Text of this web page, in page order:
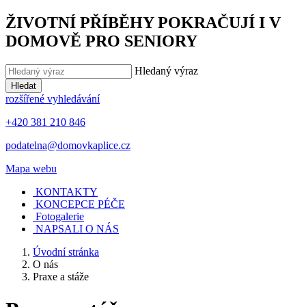
ŽIVOTNÍ PŘÍBĚHY POKRAČUJÍ I V
DOMOVĚ PRO SENIORY
Hledaný výraz
Hledat
rozšířené vyhledávání
+420 381 210 846
podatelna@domovkaplice.cz
Mapa webu
KONTAKTY
KONCEPCE PÉČE
Fotogalerie
NAPSALI O NÁS
Úvodní stránka
O nás
Praxe a stáže